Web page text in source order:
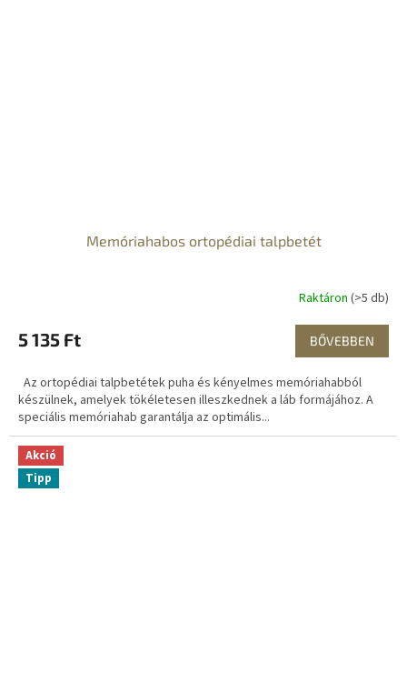
Memóriahabos ortopédiai talpbetét
Raktáron (>5 db)
5 135 Ft BŐVEBBEN
Az ortopédiai talpbetétek puha és kényelmes memóriahabból
készülnek, amelyek tökéletesen illeszkednek a láb formájához. A
speciális memóriahab garantálja az optimális...
Akció
Tipp